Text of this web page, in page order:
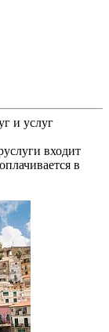
и услуг
входит
в